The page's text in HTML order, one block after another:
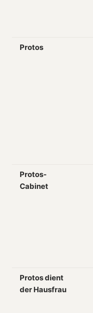
Protos
Protos-
Cabinet
Protos dient
der Hausfrau